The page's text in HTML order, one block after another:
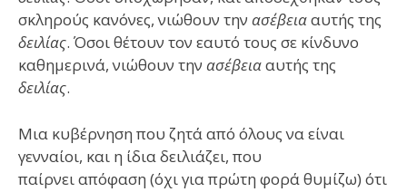
σκληρούς κανόνες, νιώθουν την ασέβειααυτής της
δειλίας. Όσοι θέτουν τον εαυτό τους σε κίνδυνο
καθημερινά, νιώθουν την ασέβειααυτής της
δειλίας.
Μια κυβέρνηση που ζητά από όλους να είναι
γενναίοι, και η ίδια δειλιάζει, που
παίρνει απόφαση (όχι για πρώτη φορά θυμίζω) ότι